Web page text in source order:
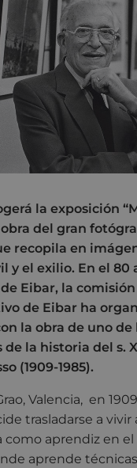
la exposición
del gran
recopila en
y el exilio. En el 80
Eibar, la
de Eibar ha
la obra de uno
la historia del s.
(1909-1985).
Valencia, en
trasladarse a vivir
como aprendiz en
aprende técnicas